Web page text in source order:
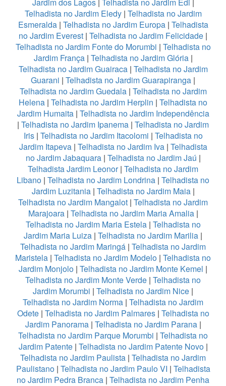
Telhadista no Jardim Eledy| Telhadista no Jardim
Esmeralda| Telhadista no Jardim Europa| Telhadista
no Jardim Everest | Telhadista no Jardim Felicidade |
Telhadista no Jardim Fonte do Morumbi | Telhadista no
Jardim França| Telhadista no Jardim Glória|
Telhadista no Jardim Guairaca| Telhadista no Jardim
Guarani | Telhadista no Jardim Guarapiranga |
Telhadista no Jardim Guedala| Telhadista no Jardim
Helena | Telhadista no Jardim Herplin | Telhadista no
Jardim Humaita| Telhadista no Jardim Independência
| Telhadista no Jardim Ipanema | Telhadista no Jardim
Iris| Telhadista no Jardim Itacolomi | Telhadista no
Jardim Itapeva| Telhadista no Jardim Iva| Telhadista
no Jardim Jabaquara| Telhadista no Jardim Jaú |
Telhadista Jardim Leonor| Telhadista no Jardim
Libano | Telhadista no Jardim Londrina | Telhadista no
Jardim Luzitania| Telhadista no Jardim Maia|
Telhadista no Jardim Mangalot | Telhadista no Jardim
Marajoara| Telhadista no Jardim Maria Amalia|
Telhadista no Jardim Maria Estela| Telhadista no
Jardim Maria Luiza | Telhadista no Jardim Marilia |
Telhadista no Jardim Maringá | Telhadista no Jardim
Maristela | Telhadista no Jardim Modelo | Telhadista no
Jardim Monjolo | Telhadista no Jardim Monte Kemel |
Telhadista no Jardim Monte Verde | Telhadista no
Jardim Morumbi | Telhadista no Jardim Nice |
Telhadista no Jardim Norma | Telhadista no Jardim
Odete| Telhadista no Jardim Palmares| Telhadista no
Jardim Panorama| Telhadista no Jardim Parana|
Telhadista no Jardim Parque Morumbi | Telhadista no
Jardim Patente| Telhadista no Jardim Patente Novo|
Telhadista no Jardim Paulista | Telhadista no Jardim
Paulistano| Telhadista no Jardim Paulo VI | Telhadista
no Jardim Pedra Branca | Telhadista no Jardim Penha